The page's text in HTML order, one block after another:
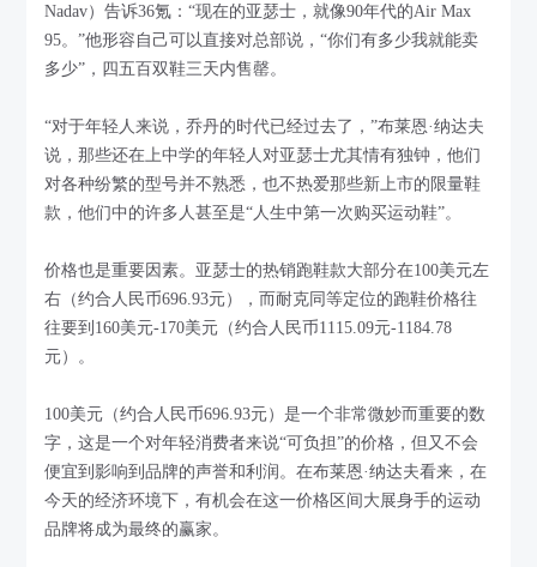
Nadav）告诉36氪：“现在的亚瑟士，就像90年代的Air Max
95。”他形容自己可以直接对总部说，“你们有多少我就能卖
多少”，四五百双鞋三天内售罄。
“对于年轻人来说，乔丹的时代已经过去了，”布莱恩·纳达夫
说，那些还在上中学的年轻人对亚瑟士尤其情有独钟，他们
对各种纷繁的型号并不熟悉，也不热爱那些新上市的限量鞋
款，他们中的许多人甚至是“人生中第一次购买运动鞋”。
价格也是重要因素。亚瑟士的热销跑鞋款大部分在100美元左
右（约合人民币696.93元），而耐克同等定位的跑鞋价格往
往要到160美元-170美元（约合人民币1115.09元-1184.78
元）。
100美元（约合人民币696.93元）是一个非常微妙而重要的数
字，这是一个对年轻消费者来说“可负担”的价格，但又不会
便宜到影响到品牌的声誉和利润。在布莱恩·纳达夫看来，在
今天的经济环境下，有机会在这一价格区间大展身手的运动
品牌将成为最终的赢家。